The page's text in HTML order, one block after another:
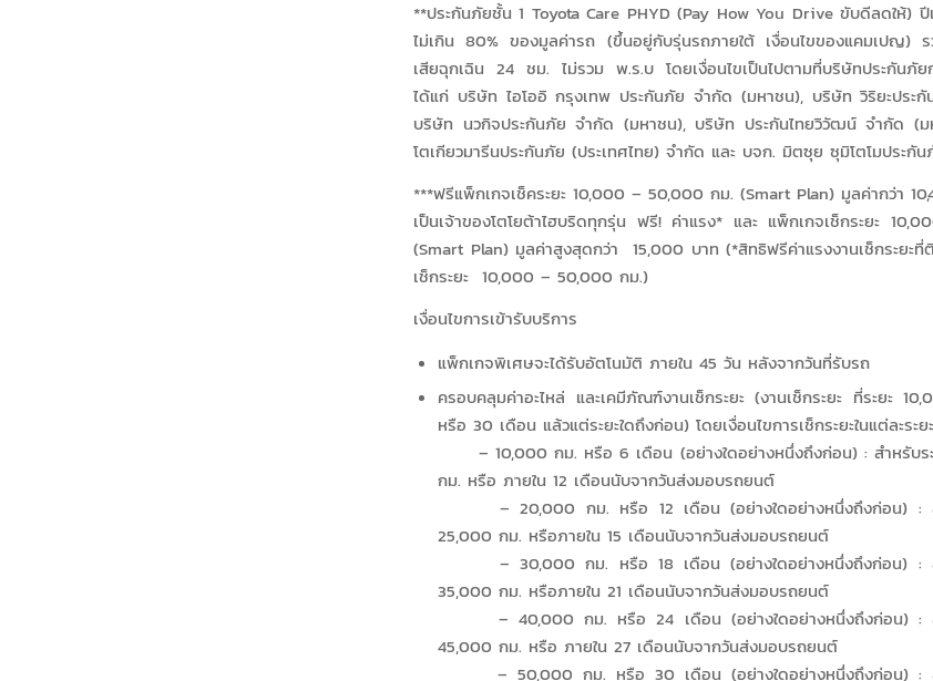
**ประกันภัยชั้น 1 Toyota Care PHYD (Pay How You Drive ขับดีลดให้)
ไม่เกิน 80% ของมูลค่ารถ (ขึ้นอยู่กับรุ่นรถภายใต้ เงื่อนไขของแคมเปญ) ร
เสียฉุกเฉิน 24 ชม. ไม่รวม พ.ร.บ โดยเงื่อนไขเป็นไปตามที่บริษัทประกันภัย
ได้แก่ บริษัท ไอโออิ กรุงเทพ ประกันภัย จำกัด (มหาชน), บริษัท วิริยะประ
บริษัท นวกิจประกันภัย จำกัด (มหาชน), บริษัท ประกันไทยวิวัฒน์ จำกัด (
โตเกียวมารีนประกันภัย (ประเทศไทย) จำกัด และ บจก. มิตซุย ซุมิโตโมประกัน
***ฟรีแพ็กเกจเช็คระยะ 10,000 – 50,000 กม. (Smart Plan) มูลค่ากว่า
เป็นเจ้าของโตโยต้าไฮบริดทุกรุ่น ฟรี! ค่าแรง* และ แพ็กเกจเช็กระยะ
(Smart Plan) มูลค่าสูงสุดกว่า 15,000 บาท (*สิทธิฟรีค่าแรงงานเช็กระยะ
เช็กระยะ 10,000 – 50,000 กม.)
เงื่อนไขการเข้ารับบริการ
แพ็กเกจพิเศษจะได้รับอัตโนมัติ ภายใน 45 วัน หลังจากวันที่รับรถ
ครอบคลุมค่าอะไหล่ และเคมีภัณฑ์งานเช็กระยะ (งานเช็กระยะ ที่ระยะ
หรือ 30 เดือน แล้วแต่ระยะใดถึงก่อน) โดยเงื่อนไขการเช็กระยะในแต่ละระ
– 10,000 กม. หรือ 6 เดือน (อย่างใดอย่างหนึ่งถึงก่อน) : สำหรับระ
กม. หรือ ภายใน 12 เดือนนับจากวันส่งมอบรถยนต์
– 20,000 กม. หรือ 12 เดือน (อย่างใดอย่างหนึ่งถึงก่อน) : สำ
25,000 กม. หรือภายใน 15 เดือนนับจากวันส่งมอบรถยนต์
– 30,000 กม. หรือ 18 เดือน (อย่างใดอย่างหนึ่งถึงก่อน) : สำ
35,000 กม. หรือภายใน 21 เดือนนับจากวันส่งมอบรถยนต์
– 40,000 กม. หรือ 24 เดือน (อย่างใดอย่างหนึ่งถึงก่อน) : สำ
45,000 กม. หรือ ภายใน 27 เดือนนับจากวันส่งมอบรถยนต์
– 50,000 กม. หรือ 30 เดือน (อย่างใดอย่างหนึ่งถึงก่อน) : สำ